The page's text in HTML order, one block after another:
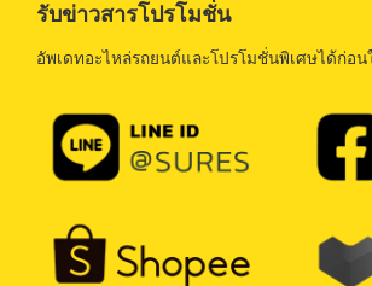
รับข่าวสารโปรโมชั่น
อัพเดทอะไหล่รถยนต์และโปรโมชั่นพิเศษได้ก่อน